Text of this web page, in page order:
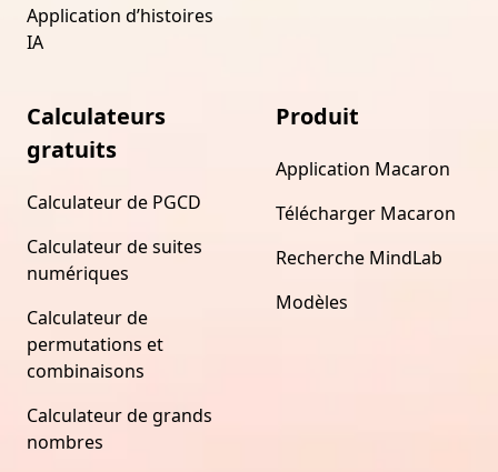
Application d’histoires
IA
Calculateurs
gratuits
Calculateur de PGCD
Calculateur de suites
numériques
Calculateur de
permutations et
combinaisons
Calculateur de grands
nombres
Produit
Application Macaron
Télécharger Macaron
Recherche MindLab
Modèles